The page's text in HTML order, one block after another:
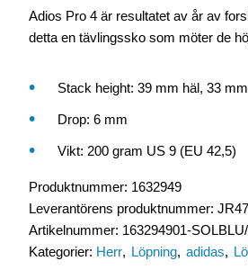
Adios Pro 4 är resultatet av år av
detta en tävlingssko som möter de
Stack height: 39 mm häl, 33
Drop: 6 mm
Vikt: 200 gram US 9 (EU 42,5)
Produktnummer: 1632949
Leverantörens produktnummer:
Artikelnummer: 163294901-
Kategorier: Herr Löpning adidas